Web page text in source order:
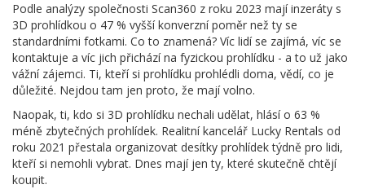
Podle analýzy společnosti Scan360 z roku 2023 mají inzeráty s
3D prohlídkou o 47 % vyšší konverzní poměr než ty se
standardními fotkami. Co to znamená? Víc lidí se zajímá, víc se
kontaktuje a víc jich přichází na fyzickou prohlídku - a to už jako
vážní zájemci. Ti, kteří si prohlídku prohlédli doma, vědí, co je
důležité. Nejdou tam jen proto, že mají volno.
Naopak, ti, kdo si 3D prohlídku nechali udělat, hlásí o 63 %
méně zbytečných prohlídek. Realitní kancelář Lucky Rentals od
roku 2021 přestala organizovat desítky prohlídek týdně pro lidi,
kteří si nemohli vybrat. Dnes mají jen ty, které skutečně chtějí
koupit.